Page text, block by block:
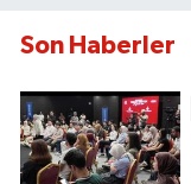
Son Haberler